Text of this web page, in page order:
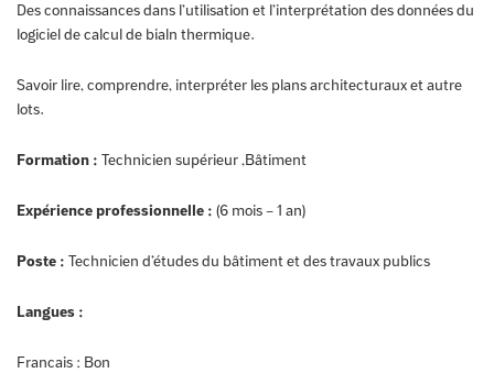
Des connaissances dans l’utilisation et l’interprétation des données du
logiciel de calcul de bialn thermique.
Savoir lire, comprendre, interpréter les plans architecturaux et autre
lots.
Formation : Technicien supérieur ,Bâtiment
Expérience professionnelle : (6 mois – 1 an)
Poste : Technicien d’études du bâtiment et des travaux publics
Langues :
Francais : Bon